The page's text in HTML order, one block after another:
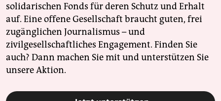
solidarischen Fonds für deren Schutz und Erhalt
auf. Eine offene Gesellschaft braucht guten, frei
zugänglichen Journalismus – und
zivilgesellschaftliches Engagement. Finden Sie
auch? Dann machen Sie mit und unterstützen Sie
unsere Aktion.